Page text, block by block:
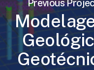
Previous